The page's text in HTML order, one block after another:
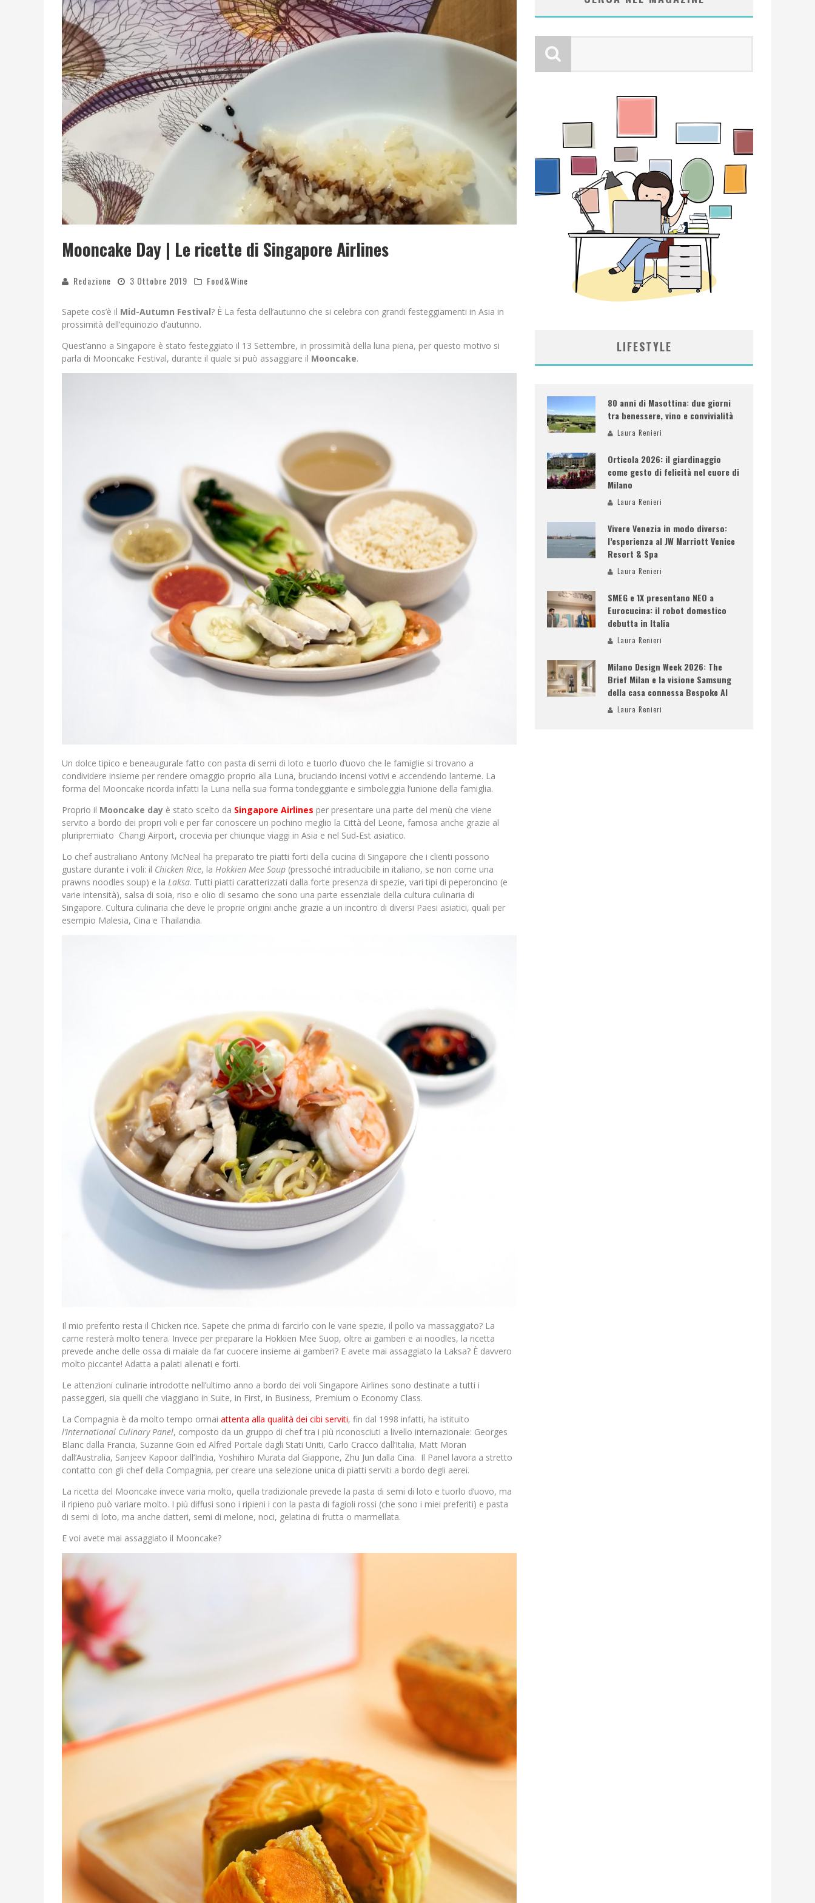
LIBRI LETTI NEL 2025: TUTTE LE MIE LETTURE, RECENSIONI E GIUDIZI
Mooncake Day | Le ricette di Singapore Airlines
Redazione 3 Ottobre 2019 Food&Wine
Sapete cos’è il Mid-Autumn Festival? È La festa dell’autunno che si celebra con grandi festeggiamenti in Asia in
prossimità dell’equinozio d’autunno.
Quest’anno a Singapore è stato festeggiato il 13 Settembre, in prossimità della luna piena, per questo motivo si
parla di Mooncake Festival, durante il quale si può assaggiare il Mooncake.
Un dolce tipico e beneaugurale fatto con pasta di semi di loto e tuorlo d’uovo che le famiglie si trovano a
condividere insieme per rendere omaggio proprio alla Luna, bruciando incensi votivi e accendendo lanterne. La
forma del Mooncake ricorda infatti la Luna nella sua forma tondeggiante e simboleggia l’unione della famiglia.
Proprio il Mooncake day è stato scelto da Singapore Airlines per presentare una parte del menù che viene
servito a bordo dei propri voli e per far conoscere un pochino meglio la Città del Leone, famosa anche grazie al
pluripremiato Changi Airport, crocevia per chiunque viaggi in Asia e nel Sud-Est asiatico.
Lo chef australiano Antony McNeal ha preparato tre piatti forti della cucina di Singapore che i clienti possono
gustare durante i voli: il Chicken Rice, la Hokkien Mee Soup (pressoché intraducibile in italiano, se non come una
prawns noodles soup) e la Laksa. Tutti piatti caratterizzati dalla forte presenza di spezie, vari tipi di peperoncino (e
varie intensità), salsa di soia, riso e olio di sesamo che sono una parte essenziale della cultura culinaria di
Singapore. Cultura culinaria che deve le proprie origini anche grazie a un incontro di diversi Paesi asiatici, quali per
esempio Malesia, Cina e Thailandia.
Il mio preferito resta il Chicken rice. Sapete che prima di farcirlo con le varie spezie, il pollo va massaggiato? La
carne resterà molto tenera. Invece per preparare la Hokkien Mee Suop, oltre ai gamberi e ai noodles, la ricetta
prevede anche delle ossa di maiale da far cuocere insieme ai gamberi? E avete mai assaggiato la Laksa? È davvero
molto piccante! Adatta a palati allenati e forti.
Le attenzioni culinarie introdotte nell’ultimo anno a bordo dei voli Singapore Airlines sono destinate a tutti i
passeggeri, sia quelli che viaggiano in Suite, in First, in Business, Premium o Economy Class.
La Compagnia è da molto tempo ormai attenta alla qualità dei cibi serviti, fin dal 1998 infatti, ha istituito
l’International Culinary Panel, composto da un gruppo di chef tra i più riconosciuti a livello internazionale: Georges
Blanc dalla Francia, Suzanne Goin ed Alfred Portale dagli Stati Uniti, Carlo Cracco dall’Italia, Matt Moran
dall’Australia, Sanjeev Kapoor dall’India, Yoshihiro Murata dal Giappone, Zhu Jun dalla Cina. Il Panel lavora a stretto
contatto con gli chef della Compagnia, per creare una selezione unica di piatti serviti a bordo degli aerei.
La ricetta del Mooncake invece varia molto, quella tradizionale prevede la pasta di semi di loto e tuorlo d’uovo, ma
il ripieno può variare molto. I più diffusi sono i ripieni i con la pasta di fagioli rossi (che sono i miei preferiti) e pasta
di semi di loto, ma anche datteri, semi di melone, noci, gelatina di frutta o marmellata.
E voi avete mai assaggiato il Mooncake?
LIFESTYLE
80 anni di Masottina: due giorni
tra benessere, vino e convivialità
Laura Renieri
Orticola 2026: il giardinaggio
come gesto di felicità nel cuore di
Milano
Laura Renieri
Vivere Venezia in modo diverso:
l’esperienza al JW Marriott Venice
Resort & Spa
Laura Renieri
SMEG e 1X presentano NEO a
Eurocucina: il robot domestico
debutta in Italia
Laura Renieri
Milano Design Week 2026: The
Brief Milan e la visione Samsung
della casa connessa Bespoke AI
Laura Renieri